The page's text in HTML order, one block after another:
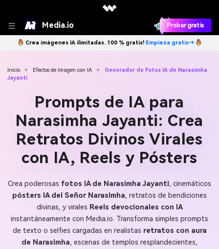
Media.io Probar gratis
Crea imágenes IA ilimitadas. 100 % gratis! Empieza gratis→
Inicio > Efectos de Imagen con IA >
Generador de Fotos IA de Narasimha
Jayanti
Prompts de IA para
Narasimha Jayanti: Crea
Retratos Divinos Virales
con IA, Reels y Pósters
Crea poderosas fotos IA de Narasimha Jayanti, cinemáticos
pósters IA del Señor Narasimha, retratos de bendiciones
divinas, y virales Reels devocionales con IA
instantáneamente con Media.io. Transforma simples prompts
de texto o selfies cargadas en realistas retratos con aura
de Narasimha, escenas de templos resplandecientes,